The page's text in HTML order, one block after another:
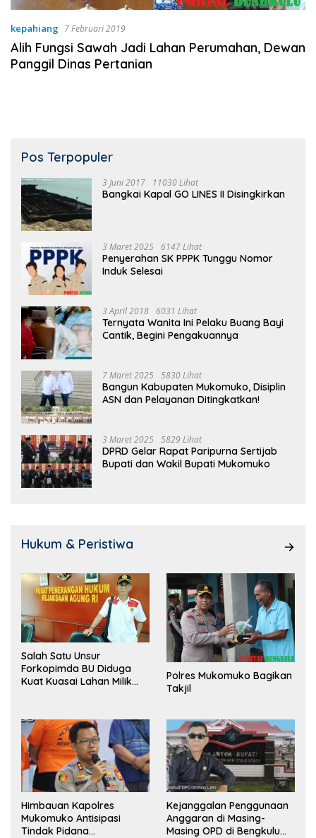
kepahiang 7 Februari 2019
Alih Fungsi Sawah Jadi Lahan Perumahan, Dewan
Panggil Dinas Pertanian
Pos Terpopuler
3 Juni 2017 11030 Lihat
Bangkai Kapal GO LINES II Disingkirkan
3 Maret 2025 6147 Lihat
Penyerahan SK PPPK Tunggu Nomor
Induk Selesai
3 April 2018 6031 Lihat
Ternyata Wanita Ini Pelaku Buang Bayi
Cantik, Begini Pengakuannya
7 Maret 2025 5830 Lihat
Bangun Kabupaten Mukomuko, Disiplin
ASN dan Pelayanan Ditingkatkan!
3 Maret 2025 5829 Lihat
DPRD Gelar Rapat Paripurna Sertijab
Bupati dan Wakil Bupati Mukomuko
Hukum & Peristiwa
Salah Satu Unsur
Forkopimda BU Diduga
Kuat Kuasai Lahan Milik
Polres Mukomuko Bagikan
Takjil
Himbauan Kapolres
Mukomuko Antisipasi
Tindak Pidana
Kejanggalan Penggunaan
Anggaran di Masing-
Masing OPD di Bengkulu